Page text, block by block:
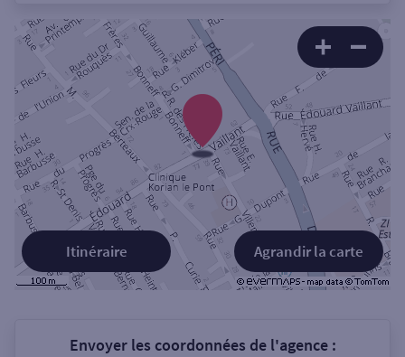
Agrandir la carte
Itinéraire
Envoyer les coordonnées de l'agence :